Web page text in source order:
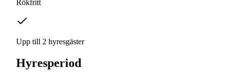
Rökfritt
Upp till 2 hyresgäster
Hyresperiod